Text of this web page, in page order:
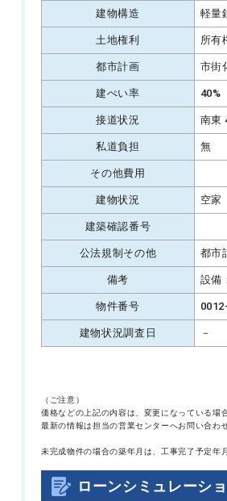
建物構造 軽量
土地権利 所有
都市計画 市街
建ぺい率 40%
接道状況 南東
私道負担 無
その他費用
建物状況 空家
建築確認番号
公法規制その他 都市
備考 設備
物件番号
建物状況調査日 －
（ご注意）
価格などの上記の内容は、変更になっている場
最新の情報は担当の営業センターへお問い合わ
未完成物件の場合の築年月は、工事完了予定年
ローンシミュレーシ